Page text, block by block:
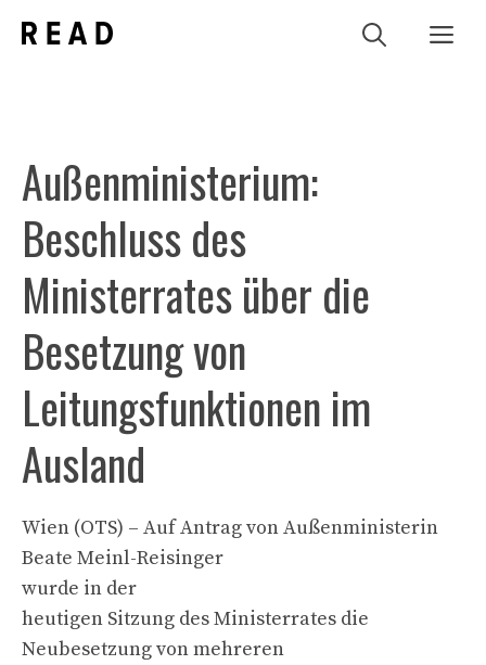
Inhalt
Außenministerium:
Beschluss des
Ministerrates über die
Besetzung von
Leitungsfunktionen im
Ausland
Wien (OTS) – Auf Antrag von Außenministerin
Beate Meinl-Reisinger
wurde in der
heutigen Sitzung des Ministerrates die
Neubesetzung von mehreren